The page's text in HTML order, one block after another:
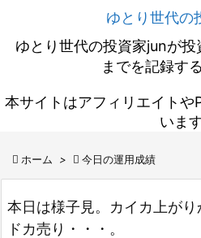
ゆとり世代の
ゆとり世代の投資家junが投
までを記録す
本サイトはアフィリエイトや
いま
 ホーム >  今日の運用成績
本日は様子見。カイカ上が
ドカ売り・・・。